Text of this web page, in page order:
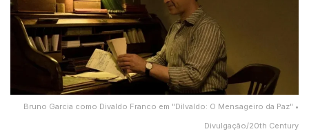
Bruno Garcia como Divaldo Franco em "Dilvaldo: O Mensageiro da Paz" •
Divulgação/20th Century